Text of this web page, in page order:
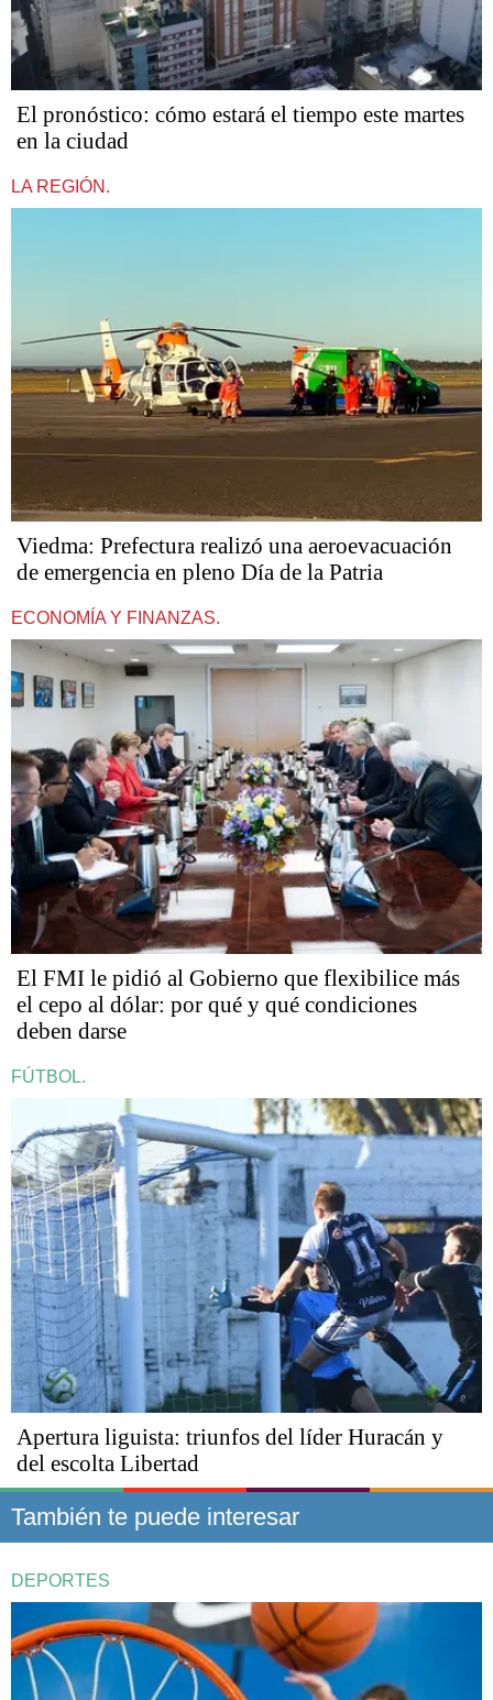
El pronóstico: cómo estará el tiempo este martes
en la ciudad
LA REGIÓN.
Viedma: Prefectura realizó una aeroevacuación
de emergencia en pleno Día de la Patria
ECONOMÍA Y FINANZAS.
El FMI le pidió al Gobierno que flexibilice más
el cepo al dólar: por qué y qué condiciones
deben darse
FÚTBOL.
Apertura liguista: triunfos del líder Huracán y
del escolta Libertad
También te puede interesar
DEPORTES